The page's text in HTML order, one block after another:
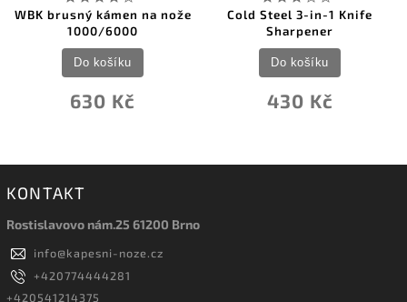
WBK brusný kámen na nože
1000/6000
630 Kč
Do košíku
Cold Steel 3-in-1 Knife
Sharpener
430 Kč
Do košíku
KONTAKT
Rostislavovo nám.25 61200 Brno
info@kapesni-noze.cz
+420774444281
+420541214375